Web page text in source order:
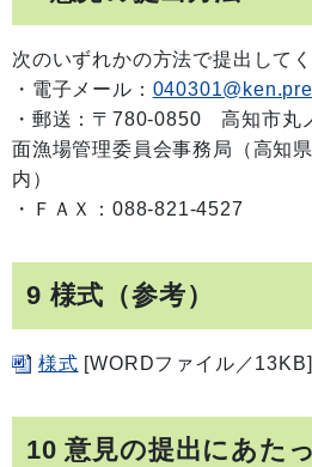
次のいずれかの方法で提出してく
・電子メール：
・郵送：〒780-0850 高知市
面漁場管理委員会事務局（高知
内）
・ＦＡＸ：088-821-4527
9 様式（参考）
様式 [WORDファイル／13KB]
10 意見の提出にあた